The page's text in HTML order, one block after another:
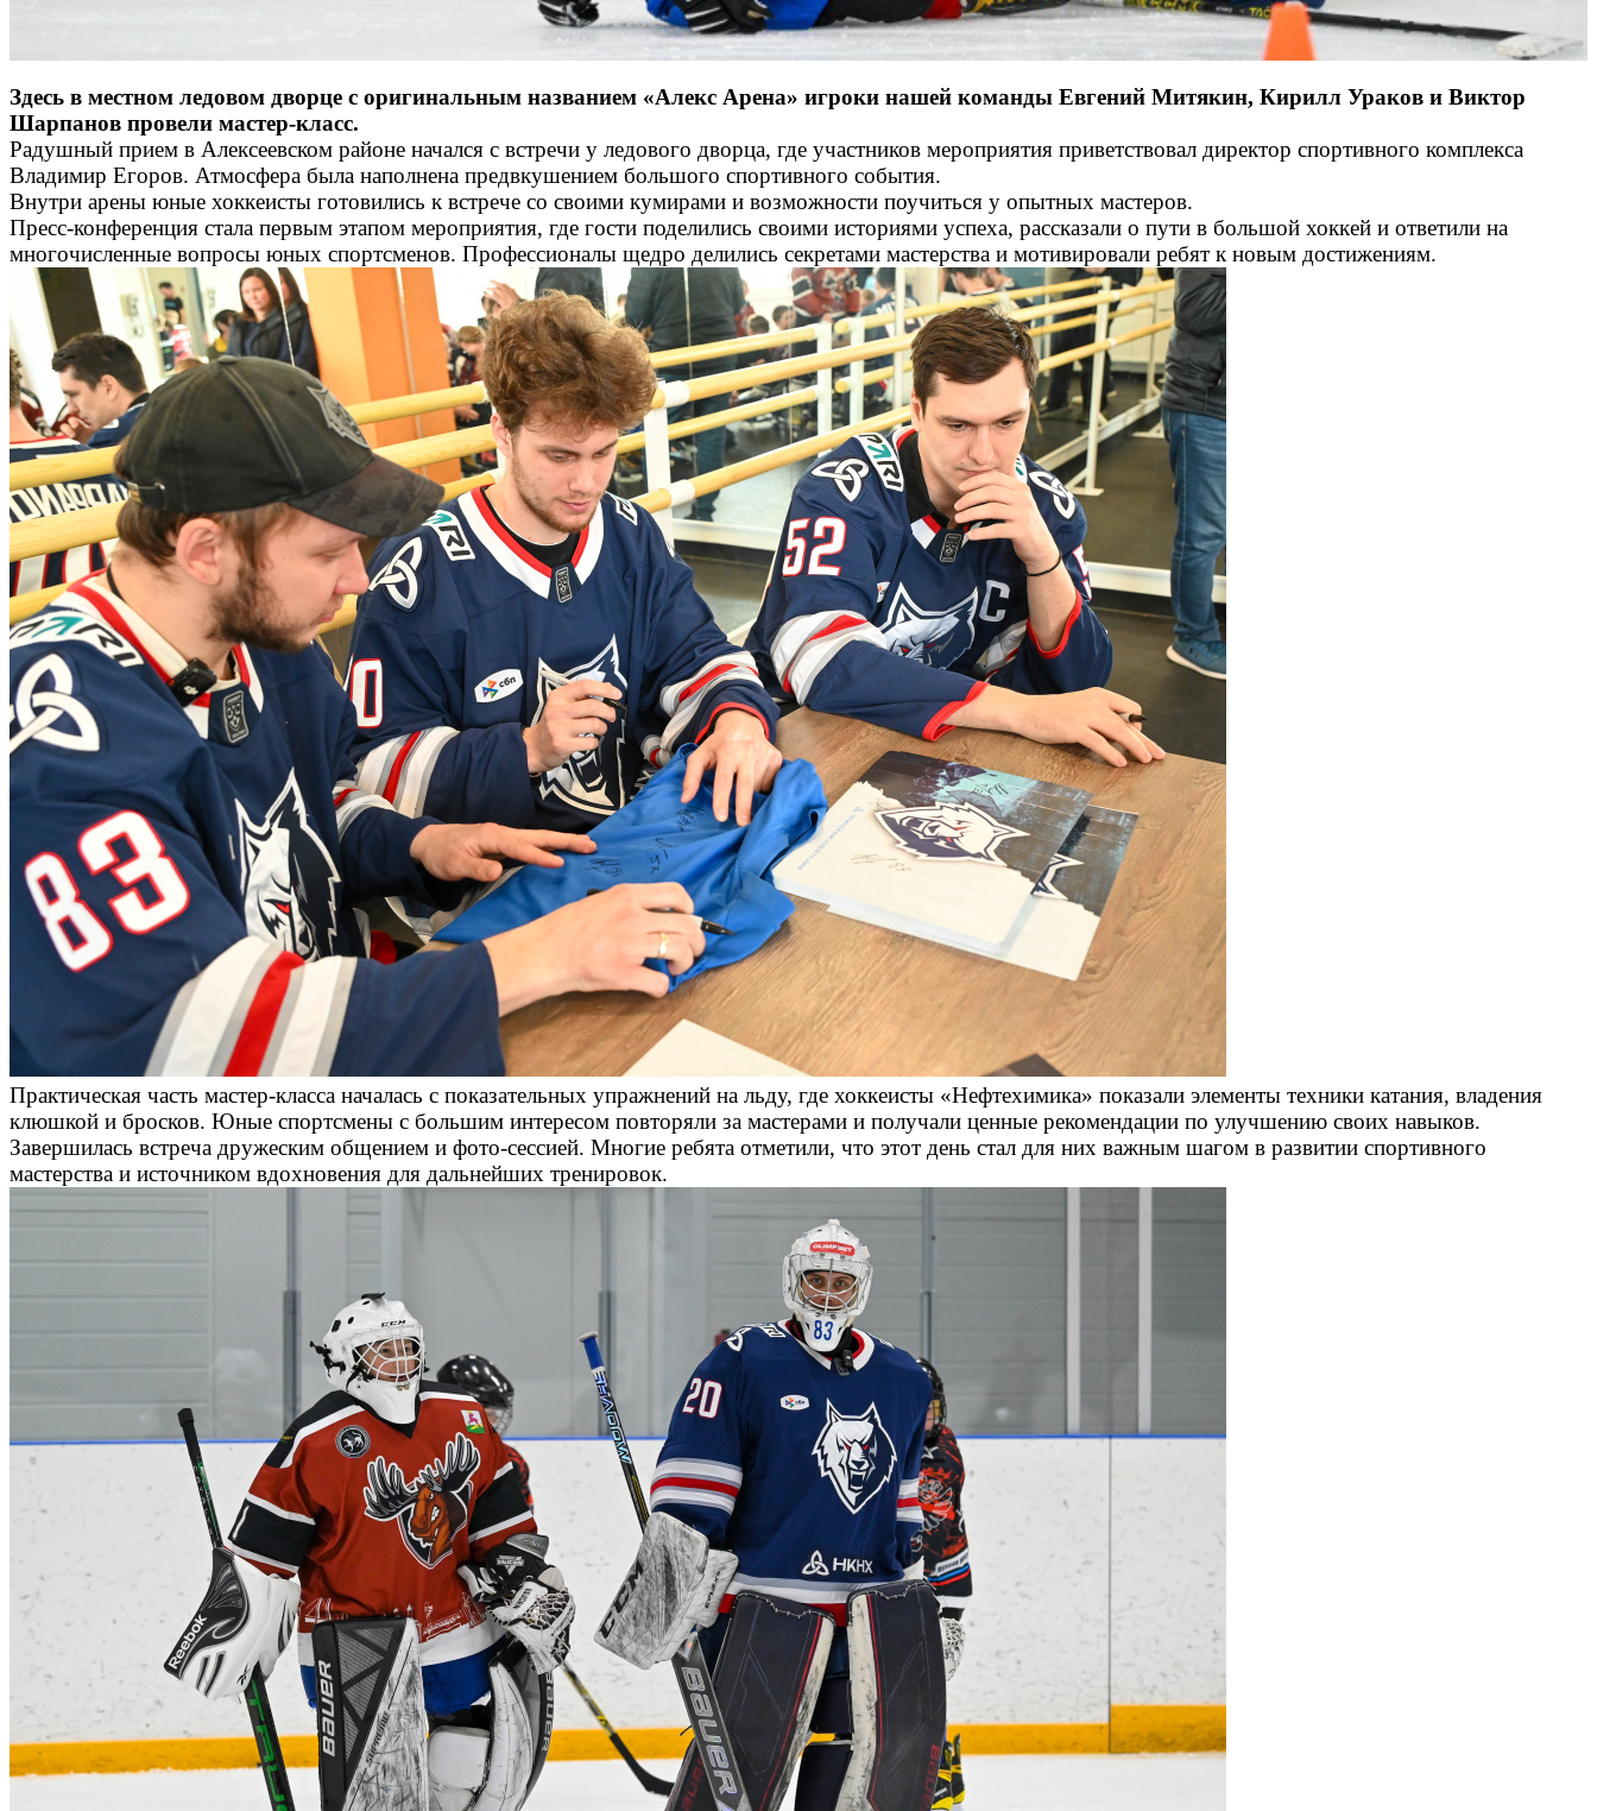
Здесь в местном ледовом дворце с оригинальным названием «Алекс Арена» игроки нашей команды Евгений Митякин, Кирилл Ураков и Виктор
Шарпанов провели мастер-класс.
Радушный прием в Алексеевском районе начался с встречи у ледового дворца, где участников мероприятия приветствовал директор спортивного комплекса
Владимир Егоров. Атмосфера была наполнена предвкушением большого спортивного события.
Внутри арены юные хоккеисты готовились к встрече со своими кумирами и возможности поучиться у опытных мастеров.
Пресс-конференция стала первым этапом мероприятия, где гости поделились своими историями успеха, рассказали о пути в большой хоккей и ответили на
многочисленные вопросы юных спортсменов. Профессионалы щедро делились секретами мастерства и мотивировали ребят к новым достижениям.
Практическая часть мастер-класса началась с показательных упражнений на льду, где хоккеисты «Нефтехимика» показали элементы техники катания, владения
клюшкой и бросков. Юные спортсмены с большим интересом повторяли за мастерами и получали ценные рекомендации по улучшению своих навыков.
Завершилась встреча дружеским общением и фото-сессией. Многие ребята отметили, что этот день стал для них важным шагом в развитии спортивного
мастерства и источником вдохновения для дальнейших тренировок.